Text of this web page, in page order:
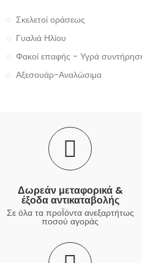
Σκελετοί οράσεως
Γυαλιά Ηλίου
Φακοί επαφής - Υγρά
Αξεσουάρ-Αναλώσιμα
Δωρεάν μεταφορικά &
έξοδα αντικαταβολής
Σε όλα τα προΪόντα ανεξαρτήτως
ποσού αγοράς